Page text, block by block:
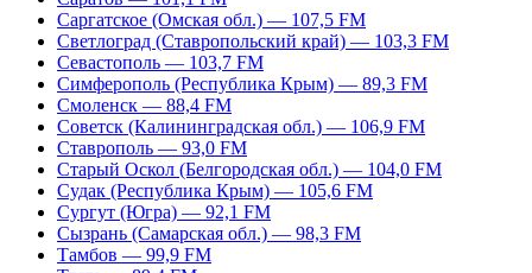
Саргатское (Омская обл.) — 107,5 FM
Светлоград (Ставропольский край) — 103,3 FM
Севастополь — 103,7 FM
Симферополь (Республика Крым) — 89,3 FM
Смоленск — 88,4 FM
Советск (Калининградская обл.) — 106,9 FM
Ставрополь — 93,0 FM
Старый Оскол (Белгородская обл.) — 104,0 FM
Судак (Республика Крым) — 105,6 FM
Сургут (Югра) — 92,1 FM
Сызрань (Самарская обл.) — 98,3 FM
Тамбов — 99,9 FM